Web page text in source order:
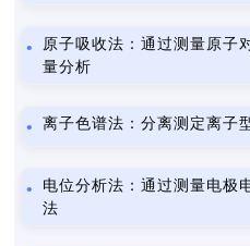
原子吸收法：通过测量原子
量分析
离子色谱法：分离测定离子
电位分析法：通过测量电极
法